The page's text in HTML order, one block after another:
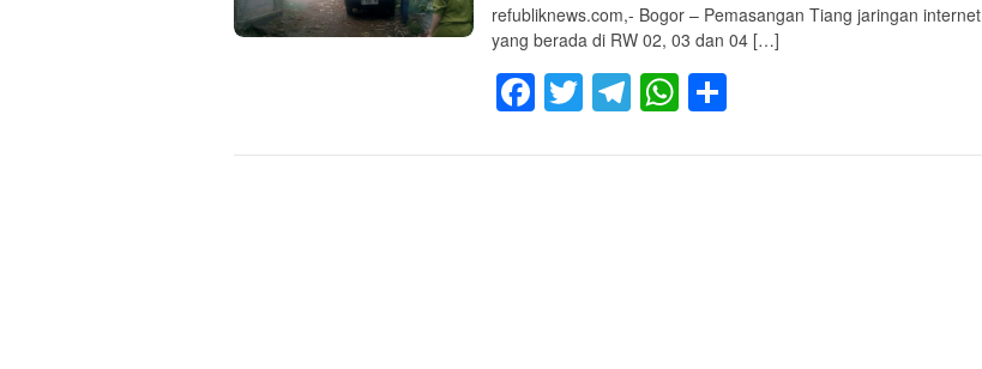
refubliknews.com,- Bogor – Pemasangan Tiang jaringan internet
yang berada di RW 02, 03 dan 04 […]
Facebook
Twitter
Telegram
WhatsApp